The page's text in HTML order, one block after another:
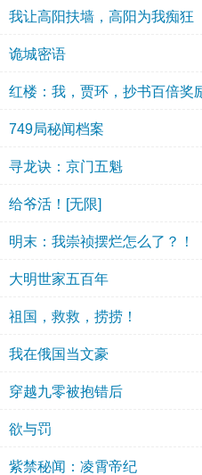
我让高阳扶墙，高阳为我痴狂
诡城密语
红楼：我，贾环，抄书百倍奖
749局秘闻档案
寻龙诀：京门五魁
给爷活！[无限]
明末：我崇祯摆烂怎么了？！
大明世家五百年
祖国，救救，捞捞！
我在俄国当文豪
穿越九零被抱错后
欲与罚
紫禁秘闻：凌霄帝纪